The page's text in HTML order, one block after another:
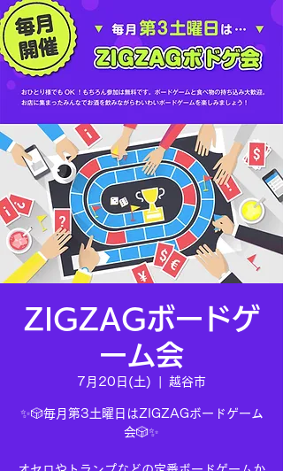
ZIGZAGボードゲ
ーム会
7月20日(土) 越谷市
✨🎲毎月第3土曜日はZIGZAGボードゲーム
会🎲✨